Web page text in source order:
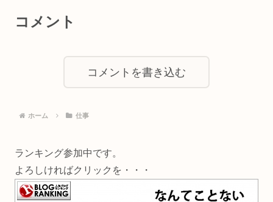
コメント
コメントを書き込む
ホーム 仕事
ランキング参加中です。
よろしければクリックを・・・